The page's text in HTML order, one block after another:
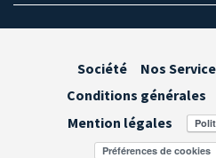
Société Nos
Conditions générales
Mention légales
Préférences de cookies